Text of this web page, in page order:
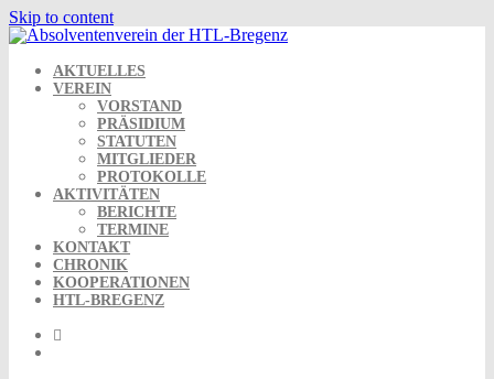
Skip to content
AKTUELLES
VEREIN
VORSTAND
PRÄSIDIUM
STATUTEN
MITGLIEDER
PROTOKOLLE
AKTIVITÄTEN
BERICHTE
TERMINE
KONTAKT
CHRONIK
KOOPERATIONEN
HTL-BREGENZ